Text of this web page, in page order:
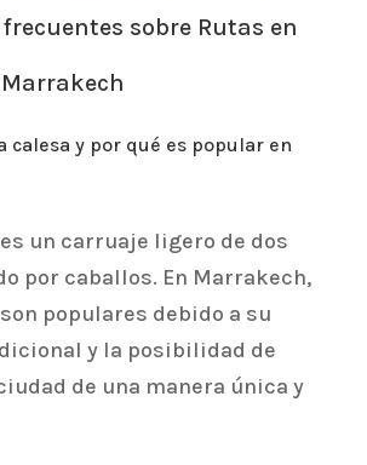
sobre Rutas en
calesa y por qué es popular en
es un carruaje ligero de dos
por caballos. En Marrakech,
populares debido a su
y la posibilidad de
de una manera única y